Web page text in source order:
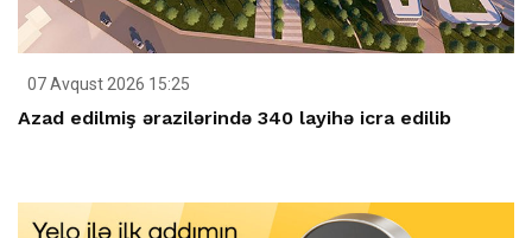
07 Avqust 2026 15:25
Azad edilmiş ərazilərində 340 layihə icra edilib